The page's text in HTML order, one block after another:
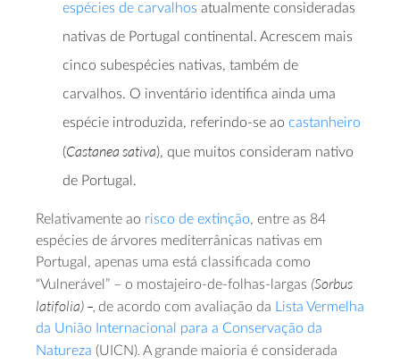
espécies de carvalhos atualmente consideradas
nativas de Portugal continental. Acrescem mais
cinco subespécies nativas, também de
carvalhos. O inventário identifica ainda uma
espécie introduzida, referindo-se ao castanheiro
(Castanea sativa), que muitos consideram nativo
de Portugal.
Relativamente ao risco de extinção, entre as 84
espécies de árvores mediterrânicas nativas em
Portugal, apenas uma está classificada como
“Vulnerável” – o mostajeiro-de-folhas-largas (Sorbus
latifolia) –, de acordo com avaliação da
Lista Vermelha
da União Internacional para a Conservação da
Natureza (UICN). A grande maioria é considerada